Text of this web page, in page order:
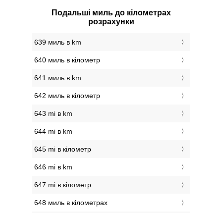
Подальші миль до кілометрах
розрахунки
639 миль в km
640 миль в кілометр
641 миль в km
642 миль в кілометр
643 mi в km
644 mi в km
645 mi в кілометр
646 mi в km
647 mi в кілометр
648 миль в кілометрах